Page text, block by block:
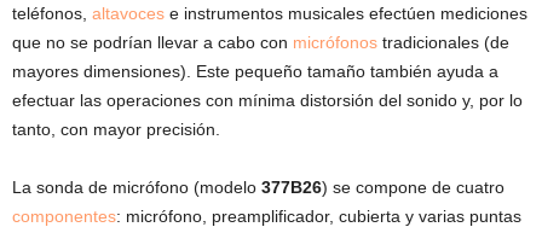
teléfonos, altavoces e instrumentos musicales efectúen mediciones
que no se podrían llevar a cabo con micrófonos tradicionales (de
mayores dimensiones). Este pequeño tamaño también ayuda a
efectuar las operaciones con mínima distorsión del sonido y, por lo
tanto, con mayor precisión.
La sonda de micrófono (modelo 377B26) se compone de cuatro
componentes: micrófono, preamplificador, cubierta y varias puntas